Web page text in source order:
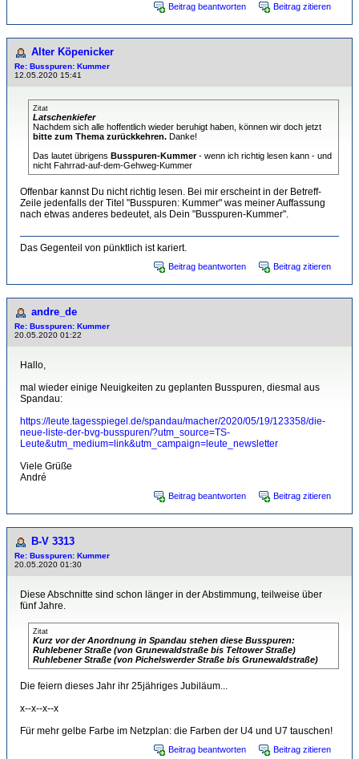
Beitrag beantworten Beitrag zitieren
Alter Köpenicker
Re: Busspuren: Kummer
12.05.2020 15:41
Zitat
Latschenkiefer
Nachdem sich alle hoffentlich wieder beruhigt haben, können wir doch jetzt
bitte zum Thema zurückkehren. Danke!
Das lautet übrigens Busspuren-Kummer- wenn ich richtig lesen kann - und
nicht Fahrrad-auf-dem-Gehweg-Kummer
Offenbar kannst Du nicht richtig lesen. Bei mir erscheint in der Betreff-
Zeile jedenfalls der Titel "Busspuren: Kummer" was meiner Auffassung
nach etwas anderes bedeutet, als Dein "Busspuren-Kummer".
Das Gegenteil von pünktlich ist kariert.
Beitrag beantworten Beitrag zitieren
andre_de
Re: Busspuren: Kummer
20.05.2020 01:22
Hallo,
mal wieder einige Neuigkeiten zu geplanten Busspuren, diesmal aus
Spandau:
https://leute.tagesspiegel.de/spandau/macher/2020/05/19/123358/die-
neue-liste-der-bvg-busspuren/?utm_source=TS-
Leute&utm_medium=link&utm_campaign=leute_newsletter
Viele Grüße
André
Beitrag beantworten Beitrag zitieren
B-V 3313
Re: Busspuren: Kummer
20.05.2020 01:30
Diese Abschnitte sind schon länger in der Abstimmung, teilweise über
fünf Jahre.
Zitat
Kurz vor der Anordnung in Spandau stehen diese Busspuren:
Ruhlebener Straße (von Grunewaldstraße bis Teltower Straße)
Ruhlebener Straße (von Pichelswerder Straße bis Grunewaldstraße)
Die feiern dieses Jahr ihr 25jähriges Jubiläum...
x--x--x--x
Für mehr gelbe Farbe im Netzplan: die Farben der U4 und U7 tauschen!
Beitrag beantworten Beitrag zitieren